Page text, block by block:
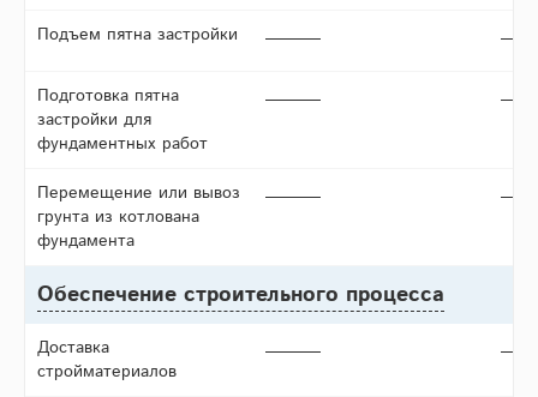
Подъем пятна застройки
Подготовка пятна
застройки для
фундаментных работ
Перемещение или вывоз
грунта из котлована
фундамента
Обеспечение строительного процесса
Доставка
стройматериалов